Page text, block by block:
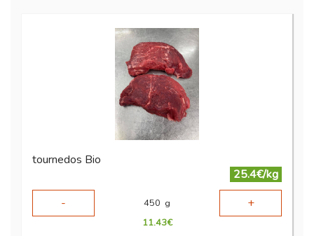
tournedos Bio
25.4€/kg
-
450 g +
11.43€